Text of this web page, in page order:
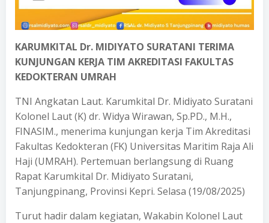
KARUMKITAL Dr. MIDIYATO SURATANI TERIMA
KUNJUNGAN KERJA TIM AKREDITASI FAKULTAS
KEDOKTERAN UMRAH
TNI Angkatan Laut. Karumkital Dr. Midiyato Suratani
Kolonel Laut (K) dr. Widya Wirawan, Sp.PD., M.H.,
FINASIM., menerima kunjungan kerja Tim Akreditasi
Fakultas Kedokteran (FK) Universitas Maritim Raja Ali
Haji (UMRAH). Pertemuan berlangsung di Ruang
Rapat Karumkital Dr. Midiyato Suratani,
Tanjungpinang, Provinsi Kepri. Selasa (19/08/2025)
Turut hadir dalam kegiatan, Wakabin Kolonel Laut